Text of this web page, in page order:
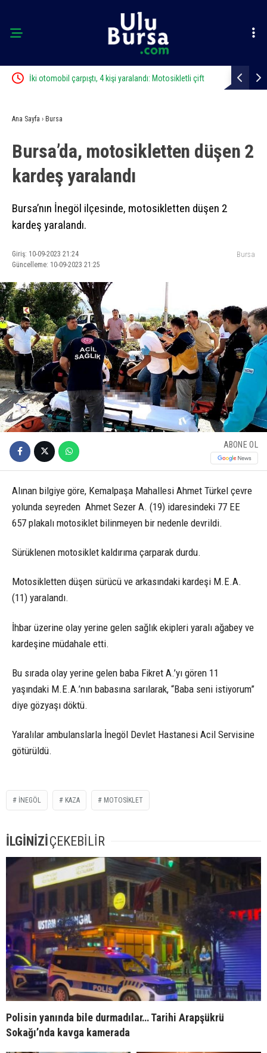
İki otomobil çarpıştı, 4 kişi yaralandı: Motosikletli çift
Ana Sayfa › Bursa
Bursa’da, motosikletten düşen 2
kardeş yaralandı
Bursa’nın İnegöl ilçesinde, motosikletten düşen 2
kardeş yaralandı.
Giriş: 10-09-2023 21:24
Güncelleme: 10-09-2023 21:25
Bursa
ABONE OL
Alınan bilgiye göre, Kemalpaşa Mahallesi Ahmet Türkel çevre
yolunda seyreden Ahmet Sezer A. (19) idaresindeki 77 EE
657 plakalı motosiklet bilinmeyen bir nedenle devrildi.
Sürüklenen motosiklet kaldırıma çarparak durdu.
Motosikletten düşen sürücü ve arkasındaki kardeşi M.E.A.
(11) yaralandı.
İhbar üzerine olay yerine gelen sağlık ekipleri yaralı ağabey ve
kardeşine müdahale etti.
Bu sırada olay yerine gelen baba Fikret A.’yı gören 11
yaşındaki M.E.A.’nın babasına sarılarak, “Baba seni istiyorum”
diye gözyaşı döktü.
Yaralılar ambulanslarla İnegöl Devlet Hastanesi Acil Servisine
götürüldü.
INEGÖL KAZA MOTOSIKLET
İLGİNİZİÇEKEBİLİR
Polisin yanında bile durmadılar… Tarihi Arapşükrü
Sokağı’nda kavga kamerada